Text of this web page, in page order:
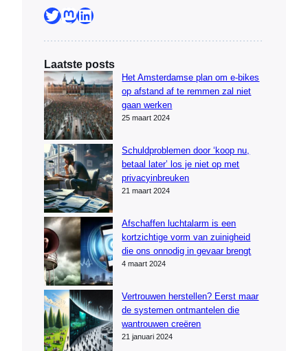
Twitter Mastodon LinkedIn
Laatste posts
Het Amsterdamse plan om e-bikes
op afstand af te remmen zal niet
gaan werken
25 maart 2024
Schuldproblemen door ‘koop nu,
betaal later’ los je niet op met
privacyinbreuken
21 maart 2024
Afschaffen luchtalarm is een
kortzichtige vorm van zuinigheid
die ons onnodig in gevaar brengt
4 maart 2024
Vertrouwen herstellen? Eerst maar
de systemen ontmantelen die
wantrouwen creëren
21 januari 2024